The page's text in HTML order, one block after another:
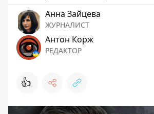
Анна Зайцева
ЖУРНАЛИСТ
Антон Корж
РЕДАКТОР
👍